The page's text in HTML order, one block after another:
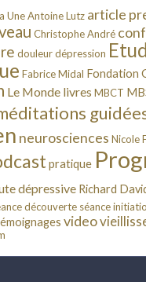
UneAntoine Lutz article
Christophe André
douleurdépression
Fabrice Midal Fondation
Le Monde livres MBCT
neurosciences Nicole
pratique
dépressive Richard
découverte séance
video